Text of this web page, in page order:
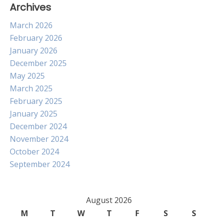
Archives
March 2026
February 2026
January 2026
December 2025
May 2025
March 2025
February 2025
January 2025
December 2024
November 2024
October 2024
September 2024
August 2026
M
T W T F S
S